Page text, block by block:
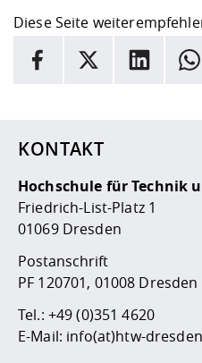
Diese Seite
INFORMATION
Facebook
X LinkedIn
KONTAKT
Hochschule für Technik
Friedrich-List-Platz 1
01069 Dresden
Postanschrift
PF 120701, 01008 Dresden
Tel.: +49 (0)351 4620
E-Mail: info(at)htw-